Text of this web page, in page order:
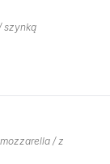
szynką
/ z